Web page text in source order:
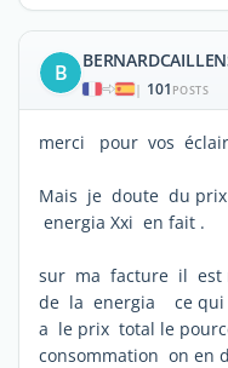
B
| 101 POSTS
merci pour vos
Mais je doute du prix
energia Xxi en fait .
sur ma facture il est
de la energia ce qui
a le prix total le
consommation on en